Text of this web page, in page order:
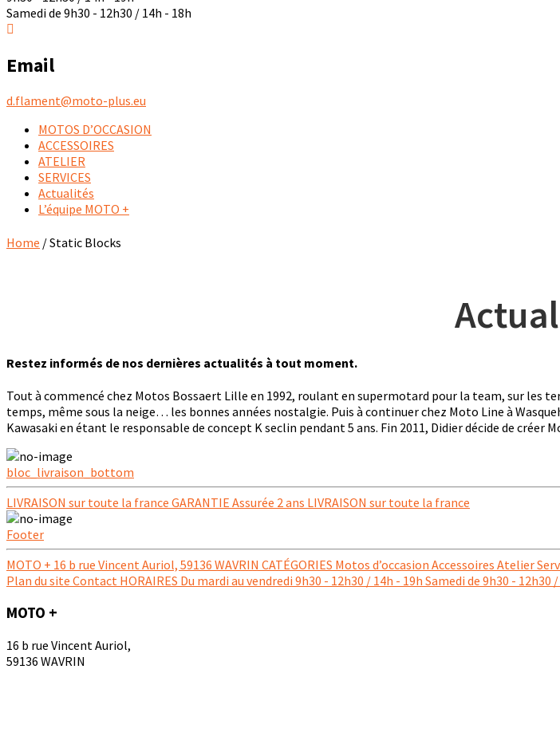
Samedi de 9h30 - 12h30 / 14h - 18h
Email
d.flament@moto-plus.eu
MOTOS D’OCCASION
ACCESSOIRES
ATELIER
SERVICES
Actualités
L’équipe MOTO +
Home / Static Blocks
Restez informés de nos dernières actualités à tout moment.
Tout à commencé chez Motos Bossaert Lille en 1992, roulant en supermotard pour la team, sur
temps, même sous la neige… les bonnes années nostalgie. Puis à continuer chez Moto Line à
Kawasaki en étant le responsable de concept K seclin pendant 5 ans. Fin 2011, Didier décide de créer
bloc_livraison_bottom
LIVRAISON sur toute la france GARANTIE Assurée 2 ans LIVRAISON sur toute la france
Footer
MOTO + 16 b rue Vincent Auriol, 59136 WAVRIN CATÉGORIES Motos d’occasion Accessoires Atelier
Plan du site Contact HORAIRES Du mardi au vendredi 9h30 - 12h30 / 14h - 19h Samedi de 9h30 - 12h30
MOTO +
16 b rue Vincent Auriol,
59136 WAVRIN